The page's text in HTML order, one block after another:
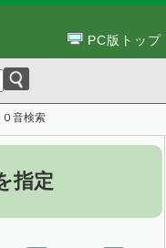
PC版トップ
音検索
指定